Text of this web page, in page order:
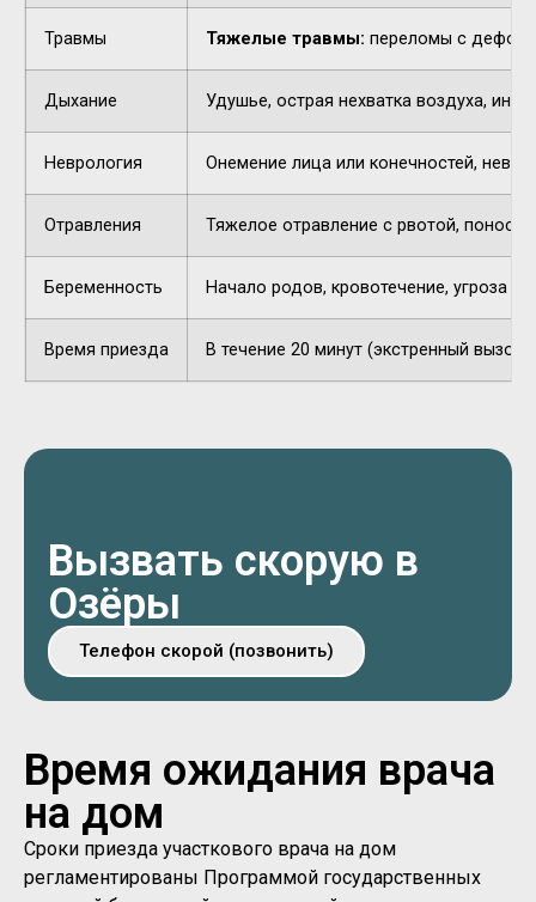
Травмы Тяжелые травмы: переломы с
Дыхание Удушье, острая нехватка воздуха,
Неврология Онемение лица или конечностей,
Отравления Тяжелое отравление с рвотой,
Беременность Начало родов, кровотечение, угроза
Время приезда В течение 20 минут (экстренный вызов).
Вызвать скорую в
Озёры
Телефон скорой (позвонить)
Время ожидания врача
на дом
Сроки приезда участкового врача на дом
регламентированы Программой государственных